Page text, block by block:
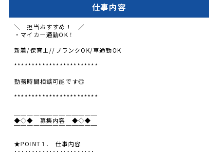
仕事内容
＼ 担当おすすめ！ ／
・マイカー通勤OK！
新着/保育士//ブランクOK/車通勤OK
************************
勤務時間相談可能です◎
************************
◆◇◆ 募集内容 ◆◇◆
￣￣￣￣￣￣￣￣￣￣￣￣￣
★POINT１. 仕事内容
･･･････････････････････